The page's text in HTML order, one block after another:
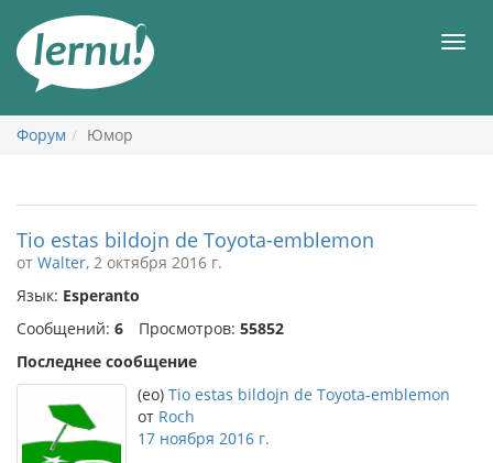
содержанию
Форум Юмор
Tio estas bildojn de Toyota-emblemon
от Walter, 2 октября 2016 г.
Язык: Esperanto
Сообщений: 6 Просмотров: 55852
Последнее сообщение
(eo) Tio estas bildojn de Toyota-emblemon
от Roch
17 ноября 2016 г.